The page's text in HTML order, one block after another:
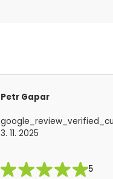
Petr Gapar
3. 11. 2025
5